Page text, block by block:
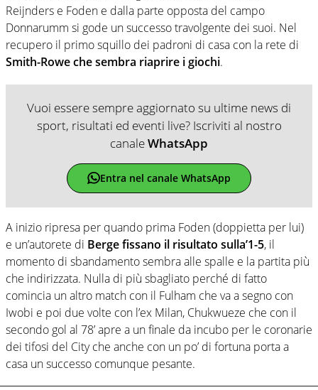
Reijnders e Foden e dalla parte opposta del campo
Donnarumm si gode un successo travolgente dei suoi. Nel
recupero il primo squillo dei padroni di casa con la rete di
Smith-Rowe che sembra riaprire i giochi.
Vuoi essere sempre aggiornato su ultime news di
sport, risultati ed eventi live? Iscriviti al nostro
canaleWhatsApp
Entra nel canale WhatsApp
A inizio ripresa per quando prima Foden (doppietta per lui)
e un’autorete di Berge fissano il risultato sulla’1-5, il
momento di sbandamento sembra alle spalle e la partita più
che indirizzata. Nulla di più sbagliato perché di fatto
comincia un altro match con il Fulham che va a segno con
Iwobi e poi due volte con l’ex Milan, Chukwueze che con il
secondo gol al 78’ apre a un finale da incubo per le coronarie
dei tifosi del City che anche con un po’ di fortuna porta a
casa un successo comunque pesante.